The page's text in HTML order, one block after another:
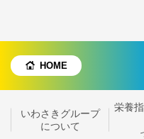
HOME
いわさきグループ
について
栄養